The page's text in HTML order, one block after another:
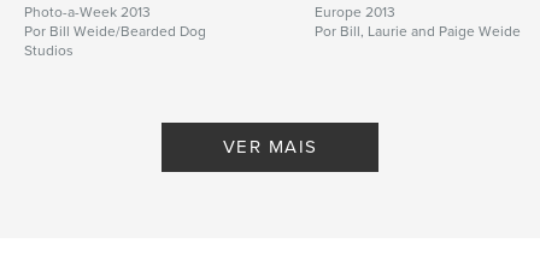
Photo-a-Week 2013
Por Bill Weide/Bearded Dog
Studios
Europe 2013
Por Bill, Laurie and Paige Weide
VER MAIS